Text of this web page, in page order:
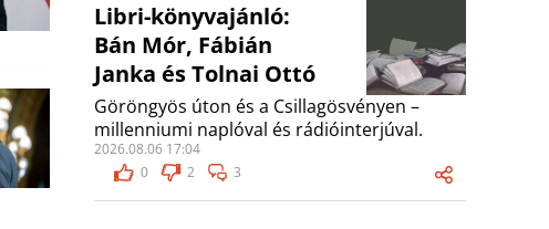
Libri-könyvajánló:
Bán Mór, Fábián
Janka és Tolnai Ottó
Göröngyös úton és a Csillagösvényen –
millenniumi naplóval és rádióinterjúval.
2026.08.06 17:04
0
2 3